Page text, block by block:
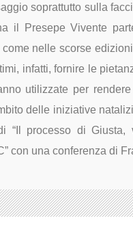
soprattutto sulla
il Presepe Vivente
nelle scorse
infatti, fornire le
utilizzate per
delle iniziative
“Il processo di Giusta,
con una conferenza di